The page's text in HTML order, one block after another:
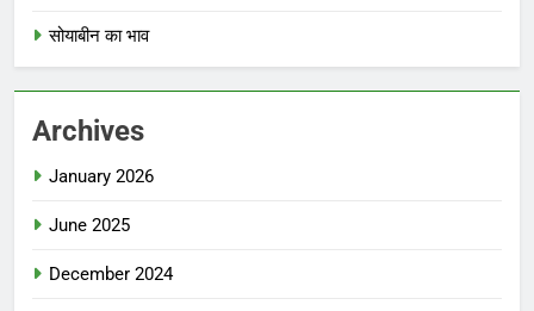
सोयाबीन का भाव
Archives
January 2026
June 2025
December 2024